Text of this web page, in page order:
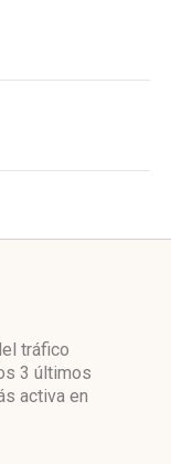
tráfico
3 últimos
activa en